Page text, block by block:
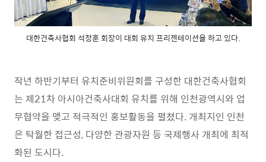
대한건축사협회 석정훈 회장이 대회 유치 프리젠테이션을 하고 있다.
작년 하반기부터 유치준비위원회를 구성한 대한건축사협회
는 제21차 아시아건축사대회 유치를 위해 인천광역시와 업
무협약을 맺고 적극적인 홍보활동을 펼쳤다. 개최지인 인천
은 탁월한 접근성, 다양한 관광자원 등 국제행사 개최에 최적
화된 도시다.